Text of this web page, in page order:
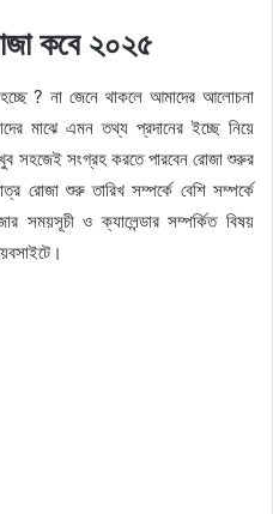
কবে ২০২৫
? না জেনে থাকলে আমাদের আলোচনা
মাঝে এমন তথ্য প্রদানের ইচ্ছে নিয়ে
সহজেই সংগ্রহ করতে পারবেন রোজা শুরুর
রোজা শুরু তারিখ সম্পর্কে বেশি সম্পর্কে
সময়সূচী ও ক্যালেন্ডার সম্পর্কিত বিষয়